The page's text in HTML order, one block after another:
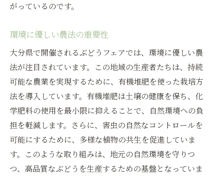
がっているのです。
環境に優しい農法の重要性
大分県で開催されるぶどうフェアでは、環境に優しい農
法が注目されています。この地域の生産者たちは、持続
可能な農業を実現するために、有機堆肥を使った栽培方
法を導入しています。有機堆肥は土壌の健康を保ち、化
学肥料の使用を最小限に抑えることで、自然環境への負
担を軽減します。さらに、害虫の自然なコントロールを
可能にするために、多様な植物の共生を促進していま
す。このような取り組みは、地元の自然環境を守りつ
つ、高品質なぶどうを生産するための基盤となっていま